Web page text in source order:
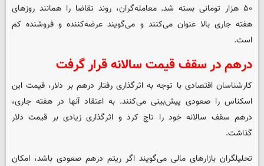
۵۰ هزار تومانی بسته شد. معامله‌گران، روند تقاضا را همانند روزهای
هفته جاری بالا عنوان می‌کنند و می‌گویند عرضه‌کننده و فروشنده کم
است.
درهم در سقف قیمت سالانه قرار گرفت
کارشناسان اقتصادی با توجه به اثرگذاری رفتار درهم بر دلار، قیمت این
اسکناس را صعودی پیش‌بینی می‌کنند. به اعتقاد آنها در هفته جاری،
درهم سقف سالانه خود را تاچ کرد و اثرگذاری زیادی بر قیمت دلار
گذاشت.
تحلیلگران بازارهای مالی می‌گویند اگر ریتم درهم صعودی باشد، امکان